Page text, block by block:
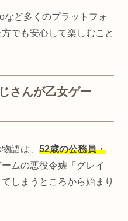
ど多くのプラットフォ
でも安心して楽しむこと
さんが乙女ゲー
語は、 52歳の公務員・
ムの悪役令嬢「グレイ
しまうところから始まり